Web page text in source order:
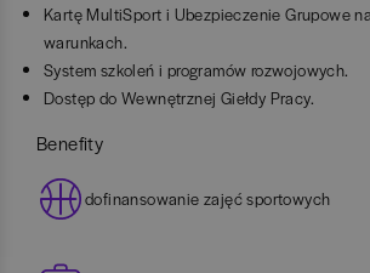
Kartę MultiSport i Ubezpieczenie Grupowe
warunkach.
System szkoleń i programów rozwojowych.
Dostęp do Wewnętrznej Giełdy Pracy.
Benefity
dofinansowanie zajęć sportowych